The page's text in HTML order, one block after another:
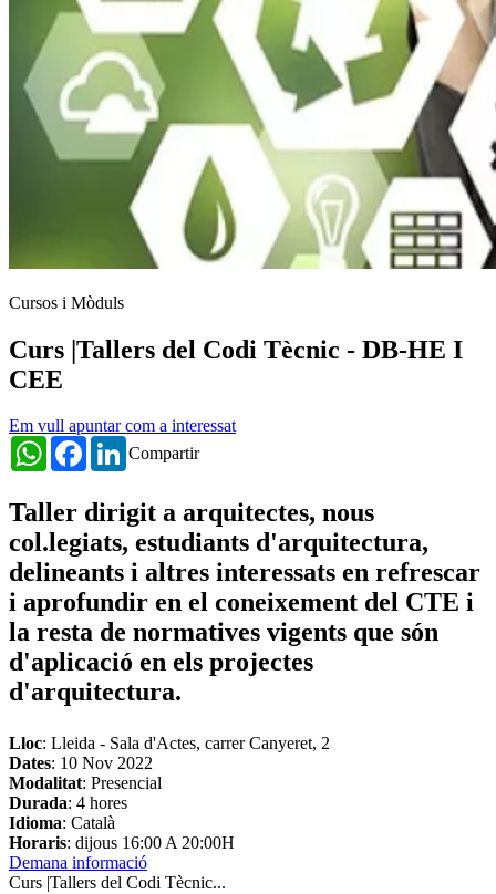
Cursos i Mòduls
Curs |Tallers del Codi Tècnic - DB-HE I
CEE
Em vull apuntar com a interessat
Compartir
WhatsAppFacebookLinkedIn
Taller dirigit a arquitectes, nous
col.legiats, estudiants d'arquitectura,
delineants i altres interessats en refrescar
i aprofundir en el coneixement del CTE i
la resta de normatives vigents que són
d'aplicació en els projectes
d'arquitectura.
Lloc: Lleida - Sala d'Actes, carrer Canyeret, 2
Dates: 10 Nov 2022
Modalitat: Presencial
Durada: 4 hores
Idioma: Català
Horaris: dijous 16:00 A 20:00H
Demana informació
Curs |Tallers del Codi Tècnic...